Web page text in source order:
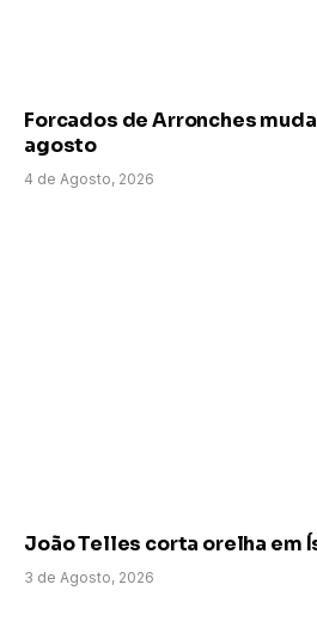
Forcados de Arronches
agosto
4 de Agosto, 2026
João Telles corta orelha em
3 de Agosto, 2026